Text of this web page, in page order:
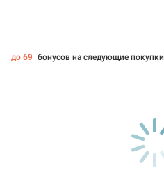
до 69 бонусов на следующие покупки